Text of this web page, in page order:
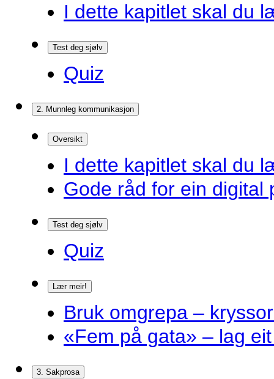
I dette kapitlet skal du
Test deg sjølv
Quiz
2. Munnleg kommunikasjon
Oversikt
I dette kapitlet skal du
Gode råd for ein digital
Test deg sjølv
Quiz
Lær meir!
Bruk omgrepa –
«Fem på gata» – lag
3. Sakprosa